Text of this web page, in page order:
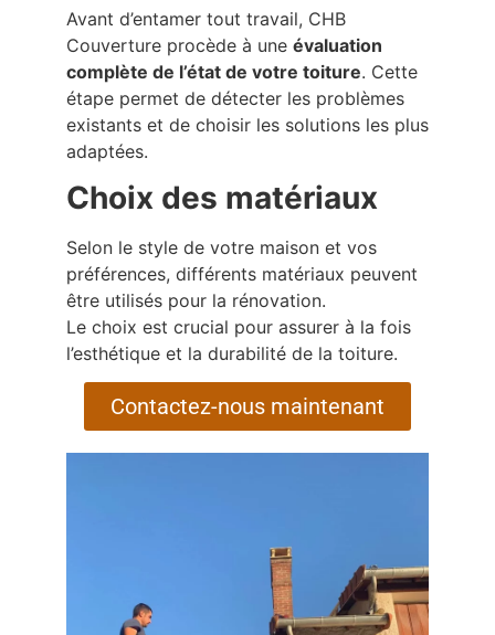
Avant d’entamer tout travail, CHB
Couverture procède à une évaluation
complète de l’état de votre toiture. Cette
étape permet de détecter les problèmes
existants et de choisir les solutions les plus
adaptées.
Choix des matériaux
Selon le style de votre maison et vos
préférences, différents matériaux peuvent
être utilisés pour la rénovation.
Le choix est crucial pour assurer à la fois
l’esthétique et la durabilité de la toiture.
Contactez-nous maintenant